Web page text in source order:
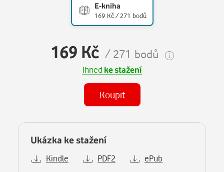
E-kniha
169 Kč / 271 bodů
169 Kč / 271 bodů
Ihned ke stažení
Koupit
Ukázka ke stažení
Kindle PDF2 ePub